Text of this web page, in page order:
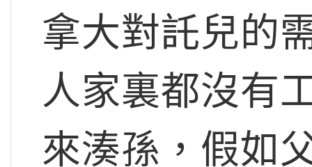
拿大對託兒的
人家裏都沒有
來湊孫，假如